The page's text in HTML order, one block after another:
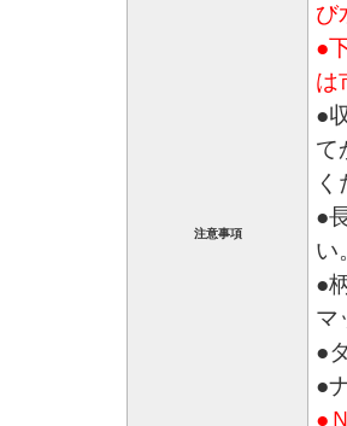
注意事項
び
●
は
●
て
●
い
●
マ
●
●
●